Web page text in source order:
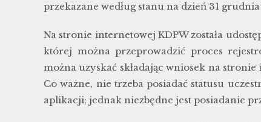
przekazane według stanu na dzień 31
Na stronie internetowej KDPW została
której można przeprowadzić proces
można uzyskać składając wniosek na
Co ważne, nie trzeba posiadać statusu
aplikacji; jednak niezbędne jest posiadanie